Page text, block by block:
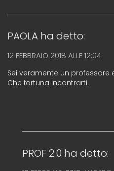
PAOLA ha detto:
12 FEBBRAIO 2018 ALLE 12:04
Sei veramente un professore
Che fortuna incontrarti.
PROF 2.0 ha detto: